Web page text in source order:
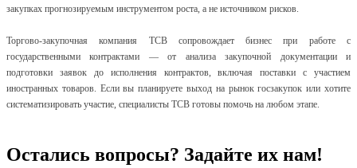
закупках прогнозируемым инструментом роста, а не источником рисков.
Торгово-закупочная компания ТСВ сопровождает бизнес при работе с
государственными контрактами — от анализа закупочной документации и
подготовки заявок до исполнения контрактов, включая поставки с участием
иностранных товаров. Если вы планируете выход на рынок госзакупок или хотите
систематизировать участие, специалисты ТСВ готовы помочь на любом этапе.
Остались вопросы? Задайте их нам!